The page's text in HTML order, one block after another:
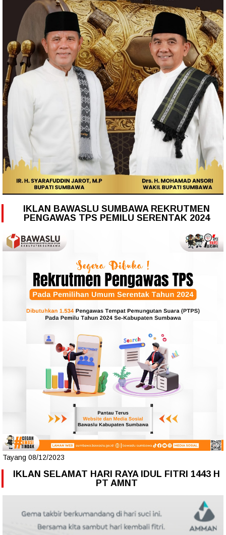
IKLAN BAWASLU SUMBAWA REKRUTMEN
PENGAWAS TPS PEMILU SERENTAK 2024
Tayang 08/12/2023
IKLAN SELAMAT HARI RAYA IDUL FITRI 1443 H
PT AMNT